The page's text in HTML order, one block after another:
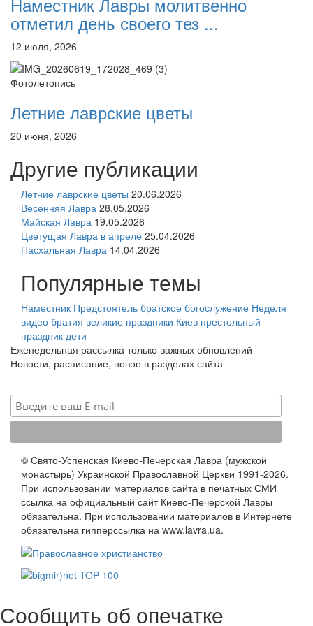
отметил день своего тез ...
12 июля, 2026
Фотолетопись
Летние лаврские цветы
20 июня, 2026
Другие публикации
Летние лаврские цветы 20.06.2026
Весенняя Лавра 28.05.2026
Майская Лавра 19.05.2026
Цветущая Лавра в апреле 25.04.2026
Пасхальная Лавра 14.04.2026
Популярные темы
Наместник Предстоятель братское богослужение Неделя
видео братия великие праздники Киев престольный
праздник дети
Еженедельная рассылка только важных обновлений
Новости, расписание, новое в разделах сайта
© Свято-Успенская Киево-Печерская Лавра (мужской
монастырь) Украинской Православной Церкви 1991-2026.
При использовании материалов сайта в печатных СМИ
ссылка на официальный сайт Киево-Печерской Лавры
обязательна. При использовании материалов в Интернете
обязательна гипперссылка на www.lavra.ua.
Сообщить об опечатке